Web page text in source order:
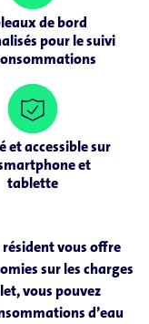
de bord
pour le suivi
et accessible sur
et
tablette
vous offre
sur les charges
vous pouvez
d’eau